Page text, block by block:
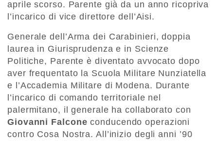
aprile scorso. Parente già da un anno ricopriva
l’incarico di vice direttore dell’Aisi.
Generale dell’Arma dei Carabinieri, doppia
laurea in Giurisprudenza e in Scienze
Politiche, Parente è diventato avvocato dopo
aver frequentato la Scuola Militare Nunziatella
e l’Accademia Militare di Modena. Durante
l’incarico di comando territoriale nel
palermitano, il generale ha collaborato con
Giovanni Falconeconducendo operazioni
contro Cosa Nostra. All’inizio degli anni ’90